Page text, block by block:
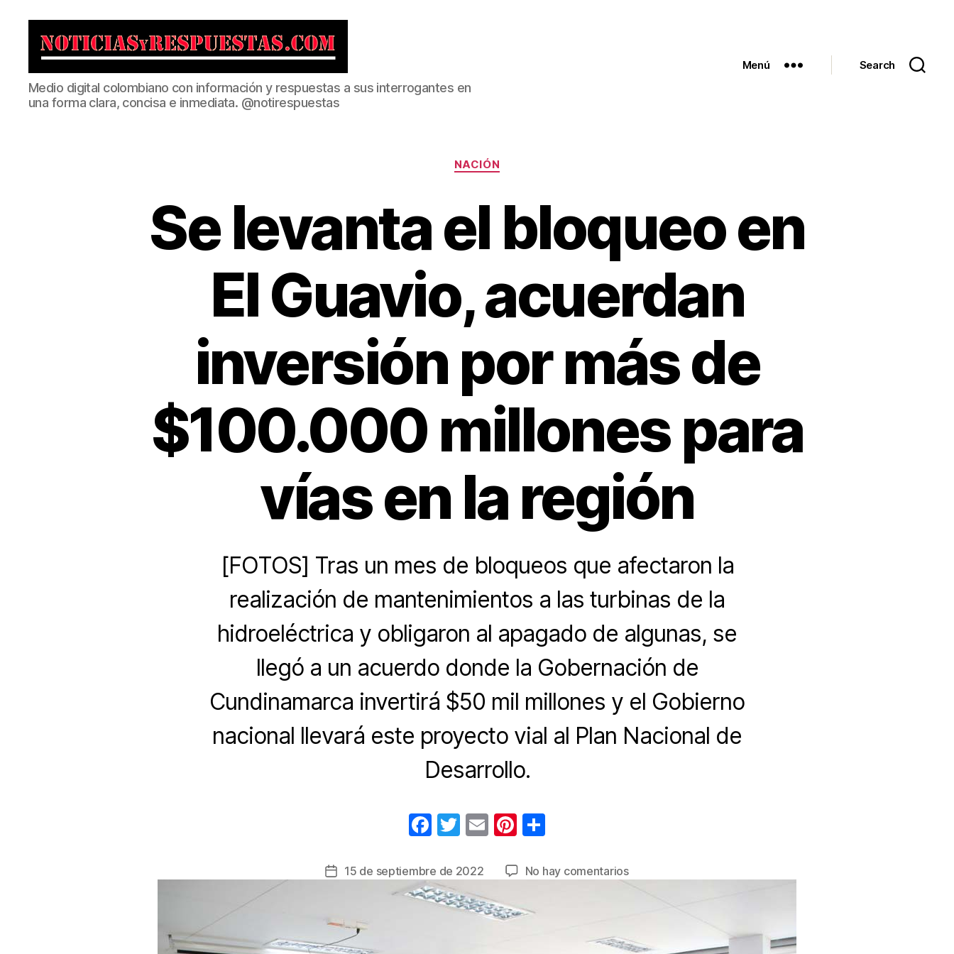
Noticias
y
Respuestas
Medio digital colombiano con información y respuestas a sus interrogantes en
una forma clara, concisa e inmediata. @notirespuestas
Menú Search
Categorías
NACIÓN
Se levanta el bloqueo en
El Guavio, acuerdan
inversión por más de
$100.000 millones para
vías en la región
[FOTOS] Tras un mes de bloqueos que afectaron la
realización de mantenimientos a las turbinas de la
hidroeléctrica y obligaron al apagado de algunas, se
llegó a un acuerdo donde la Gobernación de
Cundinamarca invertirá $50 mil millones y el Gobierno
nacional llevará este proyecto vial al Plan Nacional de
Desarrollo.
F
c
e
b
T
tt
er
E
ail
Pi
er
st
m
Fecha
entrada
15 de septiembre de 2022 No hay comentariosen
bloqueo